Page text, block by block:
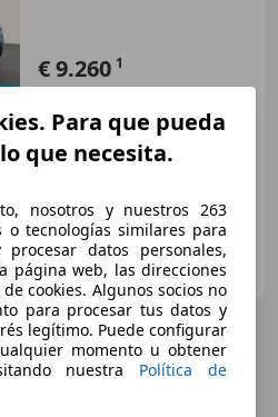
€ 9.260 1
Gasolina 88 kW (120 CV)
Para que pueda
que necesita.
nosotros y nuestros 263
o tecnologías similares para
procesar datos personales,
página web, las direcciones
cookies. Algunos socios no
para procesar tus datos y
legítimo. Puede configurar
momento u obtener
nuestra Política de